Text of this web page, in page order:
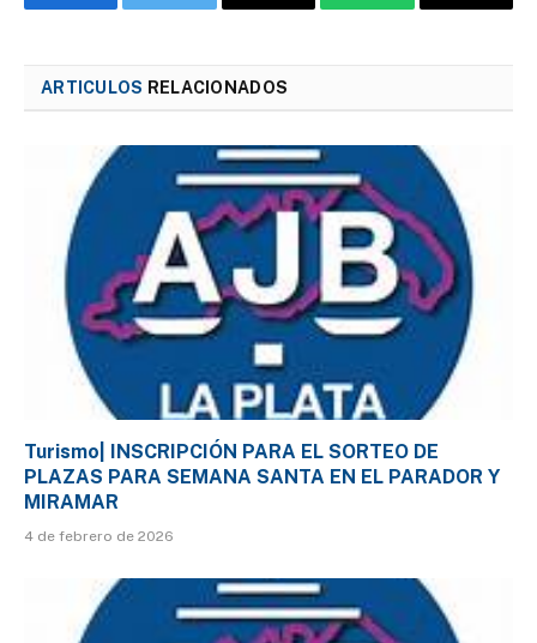
Facebook Twitter Email WhatsApp Copy
ARTICULOS RELACIONADOS
Turismo| INSCRIPCIÓN PARA EL SORTEO DE
PLAZAS PARA SEMANA SANTA EN EL PARADOR Y
MIRAMAR
4 de febrero de 2026